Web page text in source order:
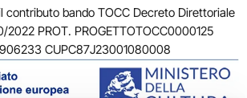
contributo bando TOCC Decreto Direttoriale
2022 PROT. PROGETTOTOCC0000125
CUPC87J23001080008